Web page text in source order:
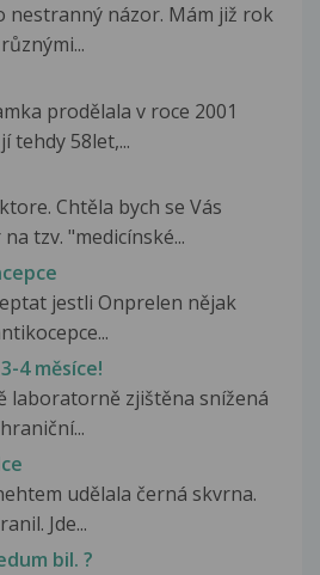
nestranný názor. Mám již rok
prodělala v roce 2001
tehdy 58let,...
Chtěla bych se Vás
tzv. "medicínské...
jestli Onprelen nějak
4 měsíce!
laboratorně zjištěna snížená
udělala černá skvrna.
Jde...
bil. ?